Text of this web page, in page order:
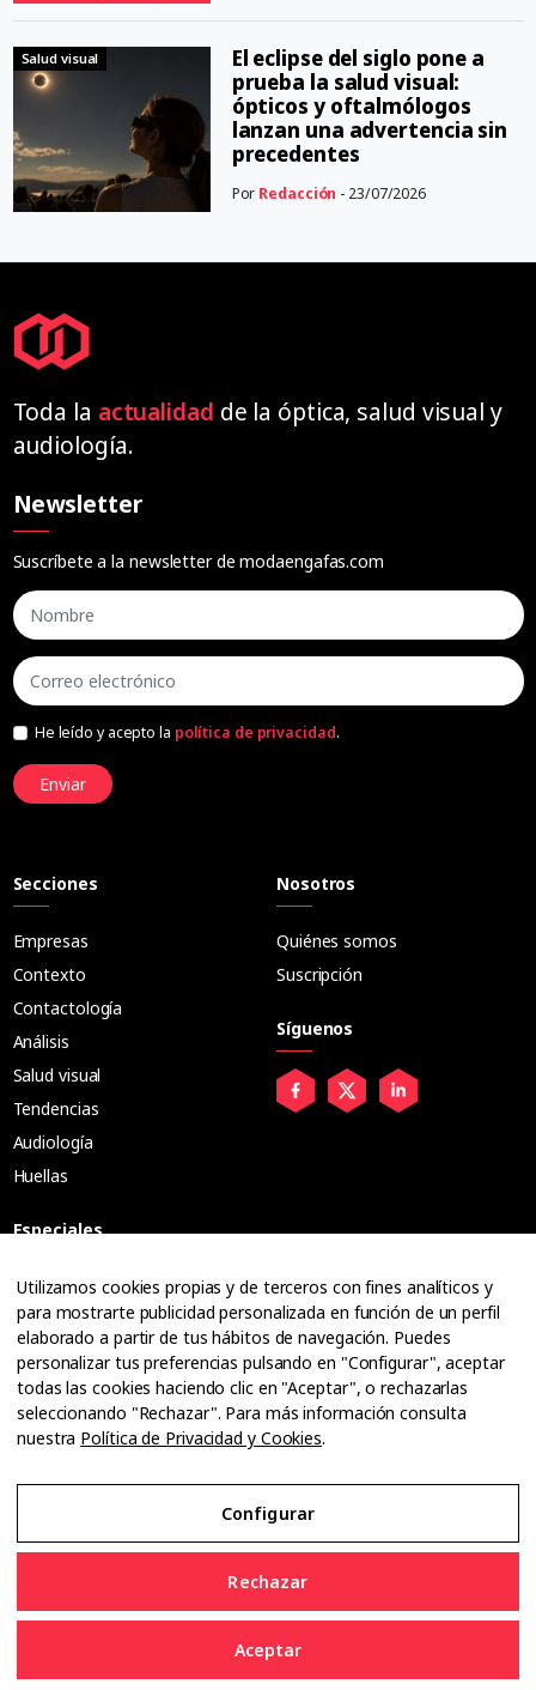
Salud visual
El eclipse del siglo pone a
prueba la salud visual:
ópticos y oftalmólogos
lanzan una advertencia sin
precedentes
Por Redacción - 23/07/2026
Toda la actualidad de la óptica, salud visual y
audiología.
Newsletter
Suscríbete a la newsletter de modaengafas.com
He leído y acepto la política de privacidad.
Enviar
Secciones
Empresas
Contexto
Contactología
Análisis
Salud visual
Tendencias
Audiología
Huellas
Especiales
Entrevistas
Tribuna
Cuadernos
Guías
Anuarios
Nosotros
Quiénes somos
Suscripción
Síguenos
Utilizamos cookies propias y de terceros con fines analíticos y
para mostrarte publicidad personalizada en función de un perfil
elaborado a partir de tus hábitos de navegación. Puedes
personalizar tus preferencias pulsando en "Configurar", aceptar
todas las cookies haciendo clic en "Aceptar", o rechazarlas
seleccionando "Rechazar". Para más información consulta
nuestra Política de Privacidad y Cookies.
Configurar
Rechazar
Aceptar
Aviso Legal